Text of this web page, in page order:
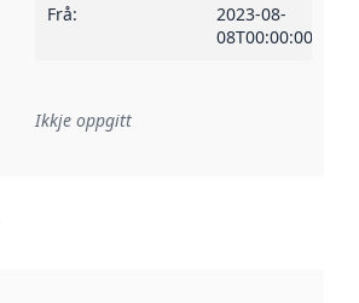
Frå:
2023-08-
08T00:00:00Z
Referanse til ei implementeringsregel eller
Ikkje oppgitt